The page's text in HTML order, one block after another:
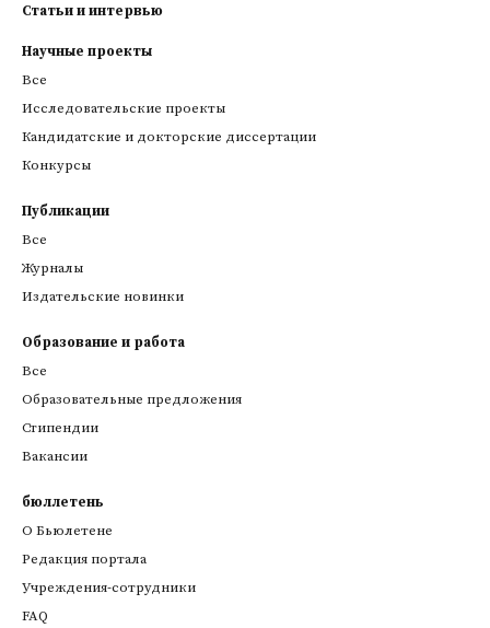
Статьи и интервью
Научные проекты
Все
Исследовательские проекты
Кандидатские и докторские диссертации
Конкурсы
Публикации
Все
Журналы
Издательские новинки
Образование и работа
Все
Образовательные предложения
Стипендии
Вакансии
бюллетень
О Бьюлетене
Редакция портала
Учреждения-сотрудники
FAQ